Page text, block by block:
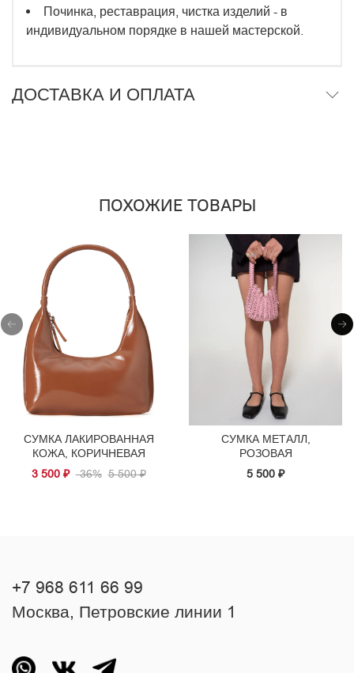
Починка, реставрация, чистка изделий - в
индивидуальном порядке в нашей мастерской.
ДОСТАВКА И ОПЛАТА
ПОХОЖИЕ ТОВАРЫ
СУМКА ЛАКИРОВАННАЯ
КОЖА, КОРИЧНЕВАЯ
3 500 ₽ -36% 5 500 ₽
СУМКА МЕТАЛЛ,
РОЗОВАЯ
5 500 ₽
+7 968 611 66 99
Москва, Петровские линии 1